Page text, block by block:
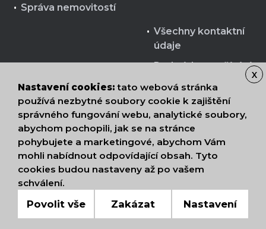
Správa nemovitostí
Všechny kontaktní
údaje
Podmínky používání
Zpracování osobních
údajů
X
Nastavení cookies: tato webová stránka
používá nezbytné soubory cookie k zajištění
správného fungování webu, analytické soubory,
abychom pochopili, jak se na stránce
pohybujete a marketingové, abychom Vám
mohli nabídnout odpovídající obsah. Tyto
cookies budou nastaveny až po vašem
schválení.
Povolit vše Zakázat Nastavení